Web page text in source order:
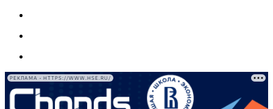
РЕКЛАМА • HTTPS://WWW.HSE.RU/